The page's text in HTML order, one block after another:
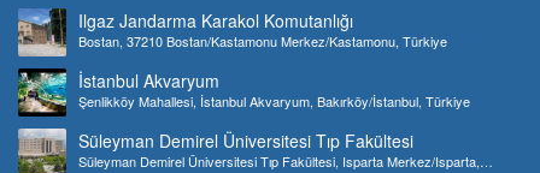
Ilgaz Jandarma Karakol Komutanlığı
Bostan, 37210 Bostan/Kastamonu Merkez/Kastamonu, Türkiye
İstanbul Akvaryum
Şenlikköy Mahallesi, İstanbul Akvaryum, Bakırköy/İstanbul, Türkiye
Süleyman Demirel Üniversitesi Tıp Fakültesi
Süleyman Demirel Üniversitesi Tıp Fakültesi, Isparta Merkez/Isparta,